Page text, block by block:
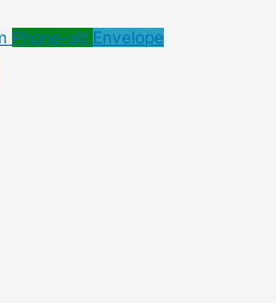
Phone-alt Envelope